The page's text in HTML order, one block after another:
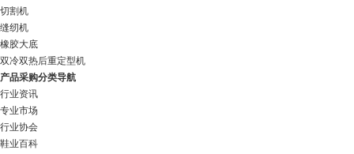
切割机
缝纫机
橡胶大底
双冷双热后重定型机
产品采购分类导航
行业资讯
专业市场
行业协会
鞋业百科